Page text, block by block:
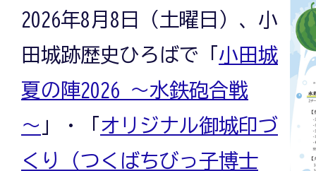
2026年8月8日（土曜日）、小
田城跡歴史ひろばで「 小田城
夏の陣2026 ～水鉄砲合戦
～ 」・「 オリジナル御城印づ
くり（つくばちびっ子博士